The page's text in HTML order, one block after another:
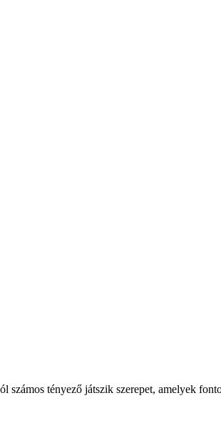
számos tényező játszik szerepet, amelyek